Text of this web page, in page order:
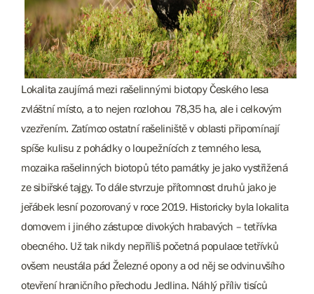
Lokalita zaujímá mezi rašelinnými biotopy Českého lesa
zvláštní místo, a to nejen rozlohou 78,35 ha, ale i celkovým
vzezřením. Zatímco ostatní rašeliniště v oblasti připomínají
spíše kulisu z pohádky o loupežnících z temného lesa,
mozaika rašelinných biotopů této památky je jako vystřižená
ze sibiřské tajgy. To dále stvrzuje přítomnost druhů jako je
jeřábek lesní pozorovaný v roce 2019. Historicky byla lokalita
domovem i jiného zástupce divokých hrabavých – tetřívka
obecného. Už tak nikdy nepříliš početná populace tetřívků
ovšem neustála pád Železné opony a od něj se odvinuvšího
otevření hraničního přechodu Jedlina. Náhlý příliv tisíců